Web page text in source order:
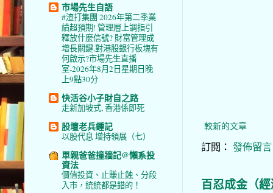
較新的文章
訂閱： 發佈留
百忍成金（
市場先生自語
#渣打集團 2026年第二季業
績超預期! 管理層上調指引
釋放什麼信號? 財富管理成
增長關鍵,對港股銀行板塊有
何啟示?市場先生直播
室-2026年8月2日星期日晚
上9點30分
快活谷小子財自之路
走新加坡式, 香港係即死
股壇老兵鍾記
以股代息 增持領展（七）
單親爸爸撞牆記@懶系投
資法
價值投資、止賺止蝕、分段
入市，統統都是錯的！